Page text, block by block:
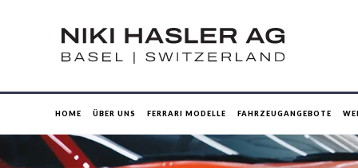
HOME ÜBER UNS FERRARI MODELLE FAHRZEUGANGEBOTE